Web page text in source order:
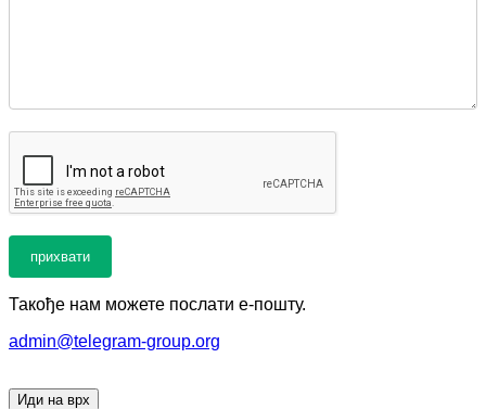
Такође нам можете послати е-пошту.
admin@telegram-group.org
Иди на врх